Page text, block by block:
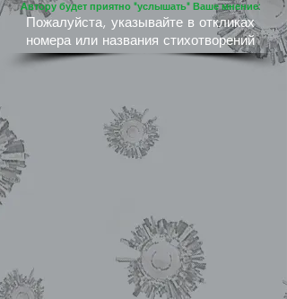
Автору будет приятно "услышать" Ваше мнение:
Пожалуйста, указывайте в откликах
номера или названия стихотворений